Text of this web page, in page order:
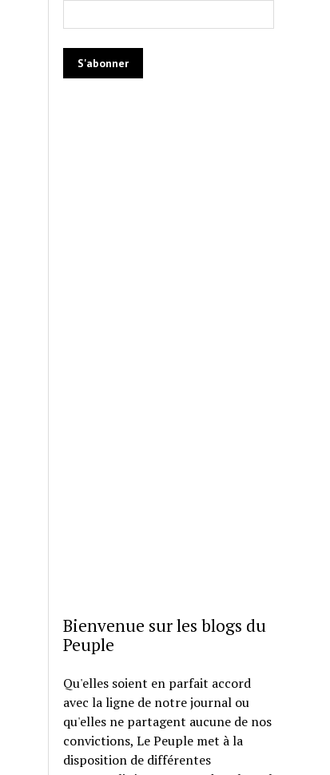
Bienvenue sur les blogs du
Peuple
Qu'elles soient en parfait accord
avec la ligne de notre journal ou
qu'elles ne partagent aucune de nos
convictions, Le Peuple met à la
disposition de différentes